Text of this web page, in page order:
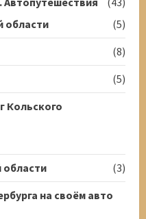
области
(5)
(8)
(5)
Кольского
области
(3)
на своём авто